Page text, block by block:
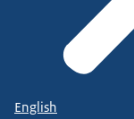
English